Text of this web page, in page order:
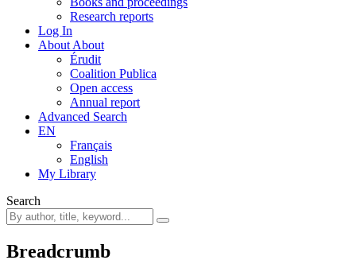
Research reports
Log In
About About
Érudit
Coalition Publica
Open access
Annual report
Advanced Search
EN
Français
English
My Library
Search
Breadcrumb